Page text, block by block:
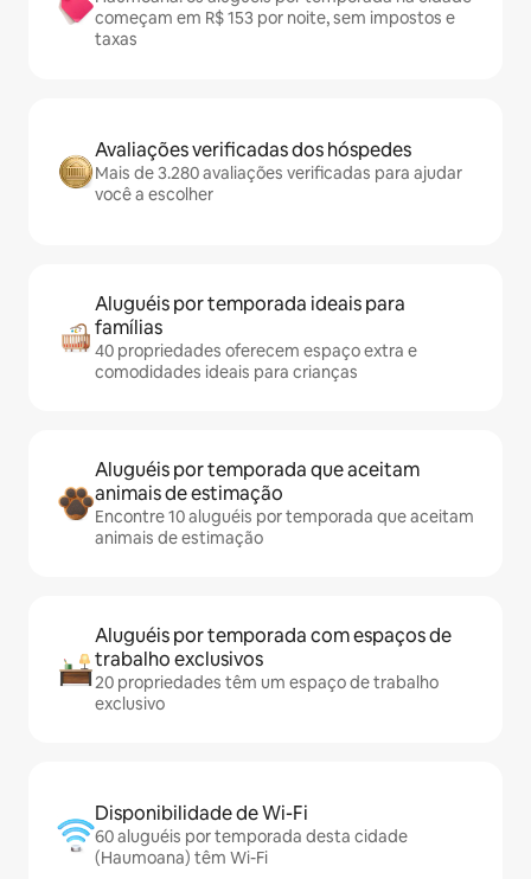
começam em R$ 153 por noite, sem impostos e
taxas
Avaliações verificadas dos hóspedes
Mais de 3.280 avaliações verificadas para ajudar
você a escolher
Aluguéis por temporada ideais para
famílias
40 propriedades oferecem espaço extra e
comodidades ideais para crianças
Aluguéis por temporada que aceitam
animais de estimação
Encontre 10 aluguéis por temporada que aceitam
animais de estimação
Aluguéis por temporada com espaços de
trabalho exclusivos
20 propriedades têm um espaço de trabalho
exclusivo
Disponibilidade de Wi-Fi
60 aluguéis por temporada desta cidade
(Haumoana) têm Wi-Fi